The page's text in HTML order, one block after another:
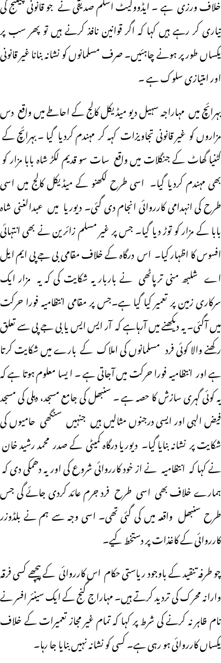
تیاری کر رہے ہیں کہا کہ اگر قوانین نافذ کرنے ہیں تو پھر سب پر
یکساں طور پر ہونے چاہئیں۔ صرف مسلمانوں کو نشانہ بنانا غیر قانونی
اور امتیازی سلوک ہے ۔
بہرائچ میں مہاراجہ سہیل دیو میڈیکل کالج کے احاطے میں واقع دس
مزاروں کو غیر قانونی تجاویزات کہہ کر مہندم کردیا گیا ۔ بہرائچ کے
کٹنیا گھاٹ کے جنگلات میں واقع سات سو قدیم لکڑ شاہ بابا مزار کو
بھی مہندم کردیا گیا۔ اسی طرح لکھنو کے میڈیکل کالج میں اسی
طرح کی انہدامی کارروائی انجام دی گئی۔ دیوریا میں عبدالغنی شاہ
بابا کے مزار کو توڑ دیا گیا۔ جس پر غیر مسلم زائرین نے بھی انتہائی
افسوس کا اظہار کیا۔ اس درگاہ کے خلاف مقامی بی جے پی ایم ایل
اے شلبھ منی ترپاٹھی نے باربار یہ شکایت کی کہ یہ مزار ایک
سرکاری زمین پر تعمیر کیا گیا ہے۔جس پر مقامی انتظامیہ فورا حرکت
میں آگئی۔ یہ دیکھنے میں آرہاہے کہ آر ایس ایس یا بی جے پی سے تعلق
رکھنے والا کوئی فرد مسلمانوں کی املاک کے بارے میں شکایت کرتا
ہے اور انتظامیہ فورا حرکت میں آجاتی ہے ۔ ا یسا معلوم ہوتا ہے کہ
یہ کوئی گہری سازش کا حصہ ہے ۔ سنبھل کی جامع مسجد، دہلی کی مسجد
فیض الہی اور ایسی درجنوں مثالیں ہیں جنہیں سنگھی حامیوں کی
شکایت پر نشانہ بنایا گیا۔ دیوریا درگاہ کمیٹی کے صدر محمد رشید خان
نے کہا کہ انتظامیہ نے از خود کارروائی شروع کی اور یہ دھمکی دی کہ
ہمارے خلاف بھی اسی طرح فرد جرم عائد کردی جائے گی جس
طرح سنبھل واقعہ میں کی گئی تھی۔ اسی وجہ سے ہم نے بلڈوزر
کارروائی کے کاغذات پر دستخط کیے۔
چو طرفہ تنقید کے باوجود ریاستی حکام اس کارروائی کے پیچھے کسی فرقہ
وارانہ محرک کی تردید کرتے ہیں۔ مہاراج گنج کے ایک سینئر افسر نے
نام ظاہر نہ کرنے کی شرط پر کہا کہ تمام غیر مجاز تعمیرات کے خلاف
یکساں کارروائی ہو رہی ہے۔ کسی کو نشانہ نہیں بنایا جا رہا۔